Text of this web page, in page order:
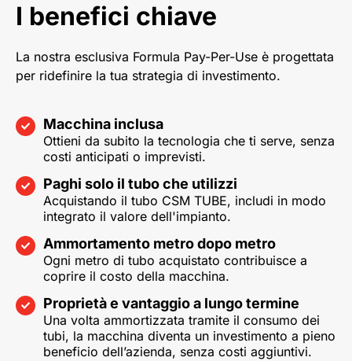
I benefici chiave
La nostra esclusiva Formula Pay-Per-Use è progettata
per ridefinire la tua strategia di investimento.
Macchina inclusa
Ottieni da subito la tecnologia che ti serve, senza
costi anticipati o imprevisti.
Paghi solo il tubo che utilizzi
Acquistando il tubo CSM TUBE, includi in modo
integrato il valore dell'impianto.
Ammortamento metro dopo metro
Ogni metro di tubo acquistato contribuisce a
coprire il costo della macchina.
Proprietà e vantaggio a lungo termine
Una volta ammortizzata tramite il consumo dei
tubi, la macchina diventa un investimento a pieno
beneficio dell’azienda, senza costi aggiuntivi.